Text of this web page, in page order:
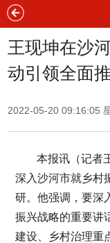
王现坤在沙
动引领全面
2022-05-20 09:16:05
本报讯（记者
深入沙河市就乡村
研。他强调，要深
振兴战略的重要讲
建设、乡村治理重